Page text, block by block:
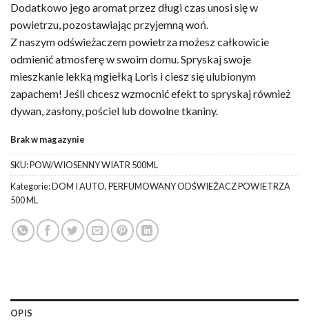
Dodatkowo jego aromat przez długi czas unosi się w
powietrzu, pozostawiając przyjemną woń.
Z naszym odświeżaczem powietrza możesz całkowicie
odmienić atmosferę w swoim domu. Spryskaj swoje
mieszkanie lekką mgiełką Loris i ciesz się ulubionym
zapachem! Jeśli chcesz wzmocnić efekt to spryskaj również
dywan, zasłony, pościel lub dowolne tkaniny.
Brak w magazynie
SKU:POW/WIOSENNY WIATR 500ML
Kategorie:DOM I AUTO,PERFUMOWANY ODŚWIEŻACZ POWIETRZA
500 ML
OPIS